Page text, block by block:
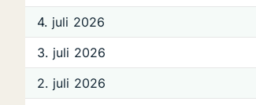
4. juli 2026
3. juli 2026
2. juli 2026